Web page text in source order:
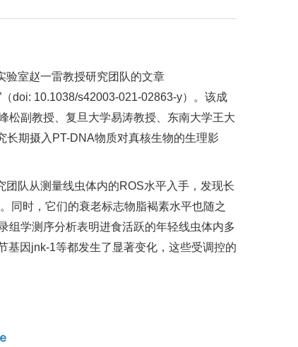
验室赵一雷教授研究团队的文章
doi: 10.1038/s42003-021-02863-y）。该成
松副教授、复旦大学易涛教授、东南大学王大
长期摄入PT-DNA物质对真核生物的生理影
队从测量线虫体内的ROS水平入手，发现长
同时，它们的衰老标志物脂褐素水平也随之
组学测序分析表明进食活跃的年轻线虫体内多
基因jnk-1等都发生了显著变化，这些受调控的